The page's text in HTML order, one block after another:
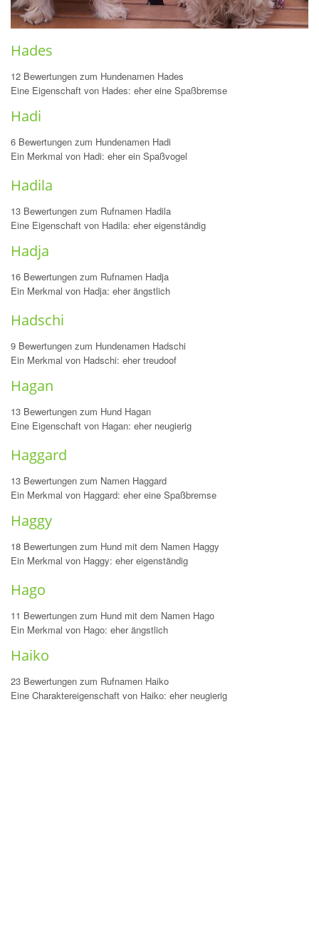
Hades
12 Bewertungen zum Hundenamen Hades
Eine Eigenschaft von Hades: eher eine Spaßbremse
Hadi
6 Bewertungen zum Hundenamen Hadi
Ein Merkmal von Hadi: eher ein Spaßvogel
Hadila
13 Bewertungen zum Rufnamen Hadila
Eine Eigenschaft von Hadila: eher eigenständig
Hadja
16 Bewertungen zum Rufnamen Hadja
Ein Merkmal von Hadja: eher ängstlich
Hadschi
9 Bewertungen zum Hundenamen Hadschi
Ein Merkmal von Hadschi: eher treudoof
Hagan
13 Bewertungen zum Hund Hagan
Eine Eigenschaft von Hagan: eher neugierig
Haggard
13 Bewertungen zum Namen Haggard
Ein Merkmal von Haggard: eher eine Spaßbremse
Haggy
18 Bewertungen zum Hund mit dem Namen Haggy
Ein Merkmal von Haggy: eher eigenständig
Hago
11 Bewertungen zum Hund mit dem Namen Hago
Ein Merkmal von Hago: eher ängstlich
Haiko
23 Bewertungen zum Rufnamen Haiko
Eine Charaktereigenschaft von Haiko: eher neugierig